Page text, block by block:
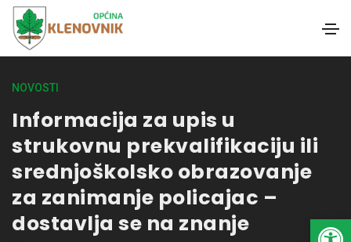
Open toolbar
NOVOSTI
Informacija za upis u
strukovnu prekvalifikaciju ili
srednjoškolsko obrazovanje
za zanimanje policajac –
dostavlja se na znanje